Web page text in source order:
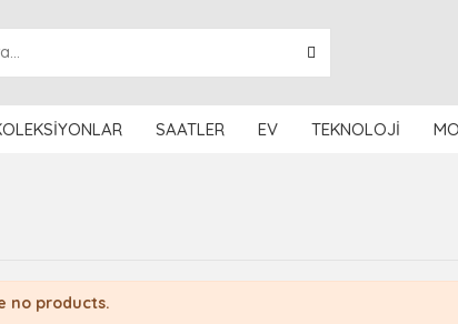
SAATLER EV TEKNOLOJİ
no products.